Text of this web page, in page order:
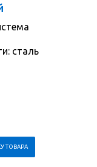
сталь
ТОВАРА